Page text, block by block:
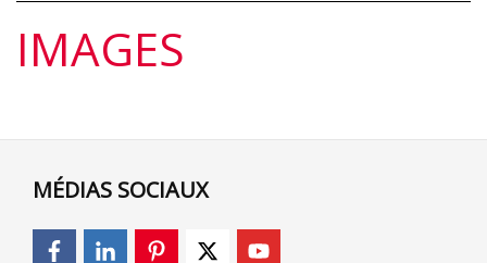
IMAGES
MÉDIAS SOCIAUX